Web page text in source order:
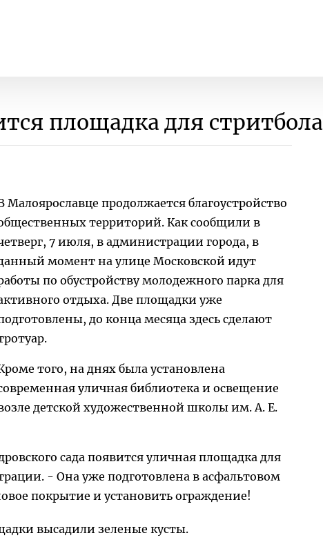
площадка для стритбола
Малоярославце продолжается благоустройство
территорий. Как сообщили в
7 июля, в администрации города, в
момент на улице Московской идут
по обустройству молодежного парка для
отдыха. Две площадки уже
до конца месяца здесь сделают
того, на днях была установлена
уличная библиотека и освещение
детской художественной школы им. А. Е.
сада появится уличная площадка для
- Она уже подготовлена в асфальтовом
покрытие и установить ограждение!
высадили зеленые кусты.